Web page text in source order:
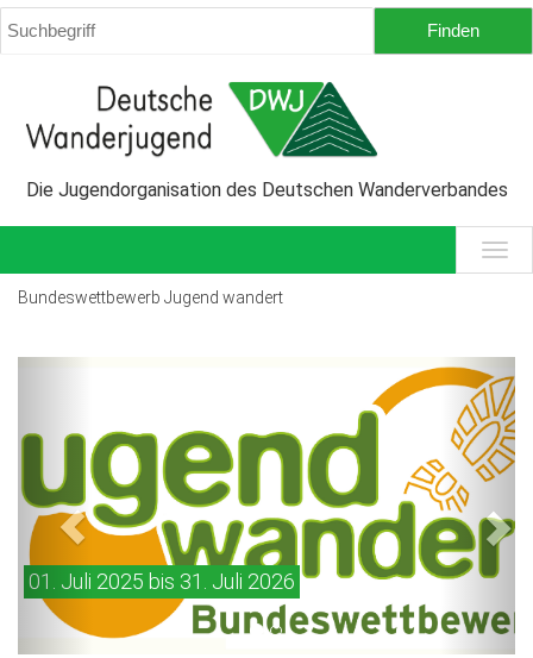
Die Jugendorganisation des Deutschen Wanderverbandes
Bundeswettbewerb Jugend wandert
01. Juli 2025 bis 31. Juli 2026
Next